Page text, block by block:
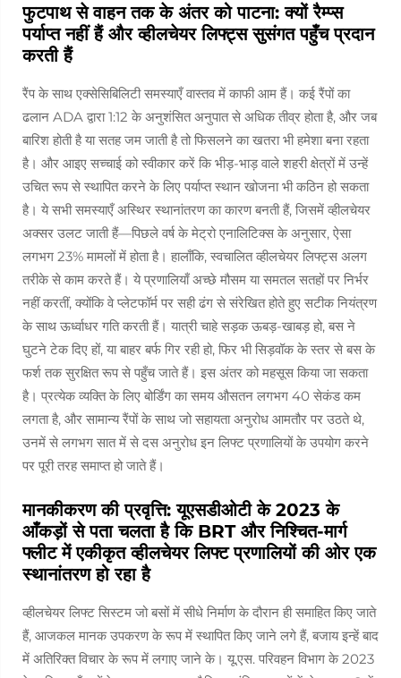
फुटपाथ से वाहन तक के अंतर को पाटना: क्यों रैम्प्स
पर्याप्त नहीं हैं और व्हीलचेयर लिफ्ट्स सुसंगत पहुँच प्रदान
करती हैं
रैंप के साथ एक्सेसिबिलिटी समस्याएँ वास्तव में काफी आम हैं। कई रैंपों का
ढलान ADA द्वारा 1:12 के अनुशंसित अनुपात से अधिक तीव्र होता है, और जब
बारिश होती है या सतह जम जाती है तो फिसलने का खतरा भी हमेशा बना रहता
है। और आइए सच्चाई को स्वीकार करें कि भीड़-भाड़ वाले शहरी क्षेत्रों में उन्हें
उचित रूप से स्थापित करने के लिए पर्याप्त स्थान खोजना भी कठिन हो सकता
है। ये सभी समस्याएँ अस्थिर स्थानांतरण का कारण बनती हैं, जिसमें व्हीलचेयर
अक्सर उलट जाती हैं—पिछले वर्ष के मेट्रो एनालिटिक्स के अनुसार, ऐसा
लगभग 23% मामलों में होता है। हालाँकि, स्वचालित व्हीलचेयर लिफ्ट्स अलग
तरीके से काम करते हैं। ये प्रणालियाँ अच्छे मौसम या समतल सतहों पर निर्भर
नहीं करतीं, क्योंकि वे प्लेटफॉर्म पर सही ढंग से संरेखित होते हुए सटीक नियंत्रण
के साथ ऊर्ध्वाधर गति करती हैं। यात्री चाहे सड़क ऊबड़-खाबड़ हो, बस ने
घुटने टेक दिए हों, या बाहर बर्फ गिर रही हो, फिर भी सिड़वॉक के स्तर से बस के
फर्श तक सुरक्षित रूप से पहुँच जाते हैं। इस अंतर को महसूस किया जा सकता
है। प्रत्येक व्यक्ति के लिए बोर्डिंग का समय औसतन लगभग 40 सेकंड कम
लगता है, और सामान्य रैंपों के साथ जो सहायता अनुरोध आमतौर पर उठते थे,
उनमें से लगभग सात में से दस अनुरोध इन लिफ्ट प्रणालियों के उपयोग करने
पर पूरी तरह समाप्त हो जाते हैं।
मानकीकरण की प्रवृत्ति: यूएसडीओटी के 2023 के
आँकड़ों से पता चलता है कि BRT और निश्चित-मार्ग
फ्लीट में एकीकृत व्हीलचेयर लिफ्ट प्रणालियों की ओर एक
स्थानांतरण हो रहा है
व्हीलचेयर लिफ्ट सिस्टम जो बसों में सीधे निर्माण के दौरान ही समाहित किए जाते
हैं, आजकल मानक उपकरण के रूप में स्थापित किए जाने लगे हैं, बजाय इन्हें बाद
में अतिरिक्त विचार के रूप में लगाए जाने के। यू.एस. परिवहन विभाग के 2023